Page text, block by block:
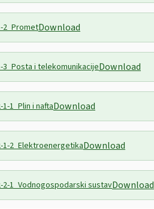
2_PrometDownload
3_Posta i telekomunikacijeDownload
1-1_Plin i naftaDownload
1-2_ElektroenergetikaDownload
2-1_Vodnogospodarski sustavDownload